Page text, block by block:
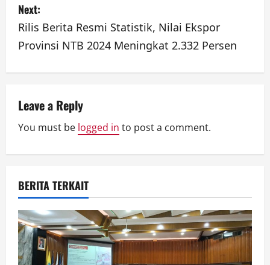
n
a
v
i
g
a
t
i
o
n
Next:
Rilis Berita Resmi Statistik, Nilai Ekspor
Provinsi NTB 2024 Meningkat 2.332 Persen
Leave a Reply
You must be logged in to post a comment.
BERITA TERKAIT